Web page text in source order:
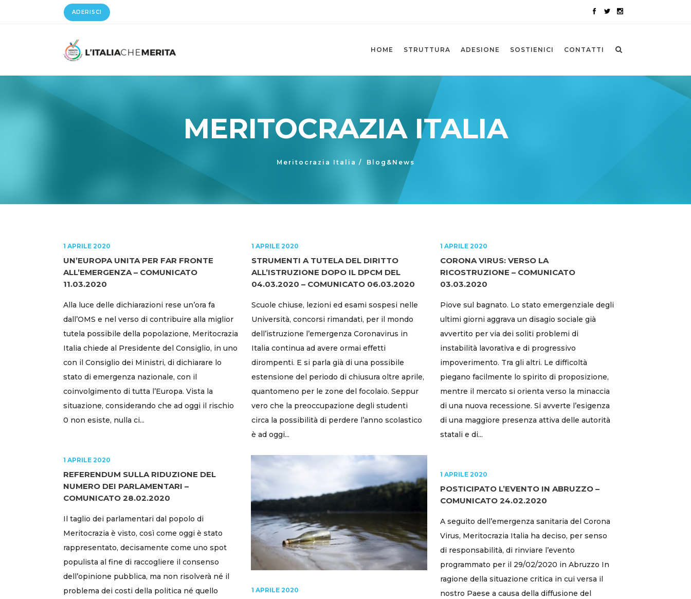
ADERISCI
HOME STRUTTURA ADESIONE SOSTIENICI CONTATTI
MERITOCRAZIA ITALIA
Meritocrazia Italia / Blog&News
1 APRILE 2020
UN’EUROPA UNITA PER FAR FRONTE
ALL’EMERGENZA – COMUNICATO
11.03.2020
Alla luce delle dichiarazioni rese un’ora fa
dall’OMS e nel verso di contribuire alla miglior
tutela possibile della popolazione, Meritocrazia
Italia chiede al Presidente del Consiglio, in uno
con il Consiglio dei Ministri, di dichiarare lo
stato di emergenza nazionale, con il
coinvolgimento di tutta l’Europa. Vista la
situazione, considerando che ad oggi il rischio
0 non esiste, nulla ci...
1 APRILE 2020
STRUMENTI A TUTELA DEL DIRITTO
ALL’ISTRUZIONE DOPO IL DPCM DEL
04.03.2020 – COMUNICATO 06.03.2020
Scuole chiuse, lezioni ed esami sospesi nelle
Università, concorsi rimandati, per il mondo
dell’istruzione l’emergenza Coronavirus in
Italia continua ad avere ormai effetti
dirompenti. E si parla già di una possibile
estensione del periodo di chiusura oltre aprile,
quantomeno per le zone del focolaio. Seppur
vero che la preoccupazione degli studenti
circa la possibilità di perdere l’anno scolastico
è ad oggi...
1 APRILE 2020
CORONA VIRUS: VERSO LA
RICOSTRUZIONE – COMUNICATO
03.03.2020
Piove sul bagnato. Lo stato emergenziale degli
ultimi giorni aggrava un disagio sociale già
avvertito per via dei soliti problemi di
instabilità lavorativa e di progressivo
impoverimento. Tra gli altri. Le difficoltà
piegano facilmente lo spirito di proposizione,
mentre il mercato si orienta verso la minaccia
di una nuova recessione. Si avverte l’esigenza
di una maggiore presenza attiva delle autorità
statali e di...
1 APRILE 2020
REFERENDUM SULLA RIDUZIONE DEL
NUMERO DEI PARLAMENTARI –
COMUNICATO 28.02.2020
Il taglio dei parlamentari dal popolo di
Meritocrazia è visto, così come oggi è stato
rappresentato, decisamente come uno spot
populista al fine di raccogliere il consenso
dell’opinione pubblica, ma non risolverà né il
problema dei costi della politica né quello
1 APRILE 2020
1 APRILE 2020
POSTICIPATO L’EVENTO IN ABRUZZO –
COMUNICATO 24.02.2020
A seguito dell’emergenza sanitaria del Corona
Virus, Meritocrazia Italia ha deciso, per senso
di responsabilità, di rinviare l’evento
programmato per il 29/02/2020 in Abruzzo In
ragione della situazione critica in cui versa il
nostro Paese a causa della diffusione del